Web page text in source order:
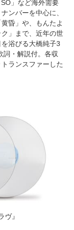
」など海外需要
ンバーを中心に、
昏」や、もんたよ
」まで、近年の世
浴びる大橋純子3
詞・解説付。各収
ランスファーした
ヴ』